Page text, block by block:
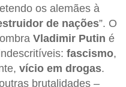
os alemães à
de nações”. O
Vladimir Putin é
fascismo,
vício em drogas.
brutalidades –